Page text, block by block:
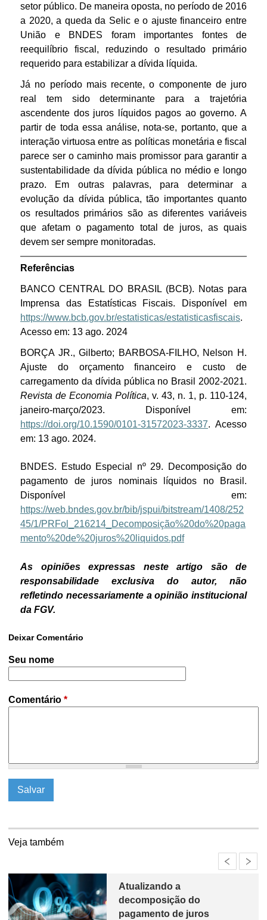
setor público. De maneira oposta, no período de 2016
a 2020, a queda da Selic e o ajuste financeiro entre
União e BNDES foram importantes fontes de
reequilíbrio fiscal, reduzindo o resultado primário
requerido para estabilizar a dívida líquida.
Já no período mais recente, o componente de juro
real tem sido determinante para a trajetória
ascendente dos juros líquidos pagos ao governo. A
partir de toda essa análise, nota-se, portanto, que a
interação virtuosa entre as políticas monetária e fiscal
parece ser o caminho mais promissor para garantir a
sustentabilidade da dívida pública no médio e longo
prazo. Em outras palavras, para determinar a
evolução da dívida pública, tão importantes quanto
os resultados primários são as diferentes variáveis
que afetam o pagamento total de juros, as quais
devem ser sempre monitoradas.
Referências
BANCO CENTRAL DO BRASIL (BCB). Notas para
Imprensa das Estatísticas Fiscais. Disponível em
https://www.bcb.gov.br/estatisticas/estatisticasfiscais.
Acesso em: 13 ago. 2024
BORÇA JR., Gilberto; BARBOSA-FILHO, Nelson H.
Ajuste do orçamento financeiro e custo de
carregamento da dívida pública no Brasil 2002-2021.
Revista de Economia Política, v. 43, n. 1, p. 110-124,
janeiro-março/2023. Disponível em:
https://doi.org/10.1590/0101-31572023-3337. Acesso
em: 13 ago. 2024.
BNDES. Estudo Especial nº 29. Decomposição do
pagamento de juros nominais líquidos no Brasil.
Disponível em:
https://web.bndes.gov.br/bib/jspui/bitstream/1408/252
45/1/PRFol_216214_Decomposição%20do%20paga
mento%20de%20juros%20liquidos.pdf
As opiniões expressas neste artigo são de
responsabilidade exclusiva do autor, não
refletindo necessariamente a opinião institucional
da FGV.
Deixar Comentário
Seu nome
Comentário *
Veja também
Atualizando a
decomposição do
pagamento de juros